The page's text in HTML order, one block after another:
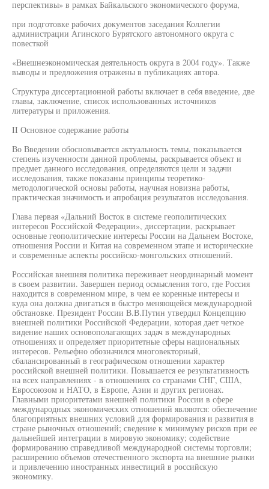
перспективы» в рамках Байкальского экономического форума,
при подготовке рабочих документов заседания Коллегии
администрации Агинского Бурятского автономного округа с
повесткой
«Внешнеэкономическая деятельность округа в 2004 году». Также
выводы и предложения отражены в публикациях автора.
Структура диссертационной работы включает в себя введение, две
главы, заключение, список использованных источников
литературы и приложения.
II Основное содержание работы
Во Введении обосновывается актуальность темы, показывается
степень изученности данной проблемы, раскрывается объект и
предмет данного исследования, определяются цели и задачи
исследования, также показаны принципы теоретико-
методологической основы работы, научная новизна работы,
практическая значимость и апробация результатов исследования.
Глава первая «Дальний Восток в системе геополитических
интересов Российской Федерации», диссертации, раскрывает
основные геополитические интересы России на Дальнем Востоке,
отношения России и Китая на современном этапе и исторические
и современные аспекты российско-монгольских отношений.
Российская внешняя политика переживает неординарный момент
в своем развитии. Завершен период осмысления того, где Россия
находится в современном мире, в чем ее коренные интересы и
куда она должна двигаться в быстро меняющейся международной
обстановке. Президент России В.В.Путин утвердил Концепцию
внешней политики Российской Федерации, которая дает четкое
видение наших основополагающих задач в международных
отношениях и определяет приоритетные сферы национальных
интересов. Рельефно обозначился многовекторный,
сбалансированный в географическом отношении характер
российской внешней политики. Повышается ее результативность
на всех направлениях - в отношениях со странами СНГ, США,
Евросоюзом и НАТО, в Европе, Азии и других регионах.
Главными приоритетами внешней политики России в сфере
международных экономических отношений являются: обеспечение
благоприятных внешних условий для формирования и развития в
стране рыночных отношений; сведение к минимуму рисков при ее
дальнейшей интеграции в мировую экономику; содействие
формированию справедливой международной системы торговли;
расширению объемов отечественного экспорта на внешние рынки
и привлечению иностранных инвестиций в российскую
экономику.